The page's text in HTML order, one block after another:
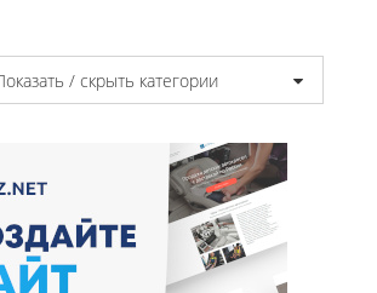
/ скрыть категории